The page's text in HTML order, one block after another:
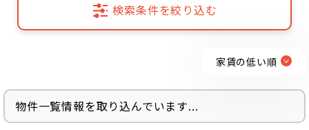
検索条件を絞り込む
家賃の低い順
物件一覧情報を取り込んでいます...